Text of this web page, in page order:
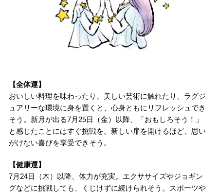
【全体運】
おいしい料理を味わったり、美しい芸術に触れたり、ラグジ
ュアリーな環境に身を置くと、心身ともにリフレッシュでき
そう。新月が出る7月25日（金）以降、「おもしろそう！」
と感じたことにはすぐ挑戦を。新しい扉を開けるほど、思い
がけない喜びを享受できそう。
【健康運】
7月24日（木）以降、体力が充実。エクササイズやジョギン
グなどに挑戦しても、くじけずに続けられそう。スポーツや